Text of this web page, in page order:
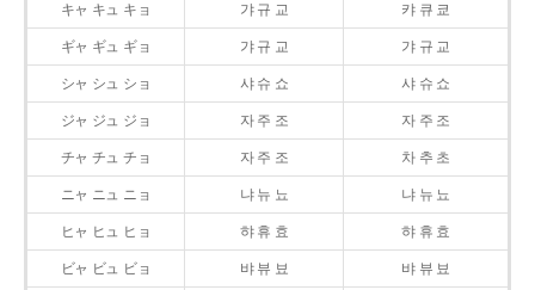
キャ キュ キョ 갸 규 교 캬 큐 쿄
ギャ ギュ ギョ 갸 규 교 갸 규 교
シャ シュ ショ 샤 슈 쇼 샤 슈 쇼
ジャ ジュ ジョ 자 주 조 자 주 조
チャ チュ チョ 자 주 조 차 추 초
ニャ ニュ ニョ 냐 뉴 뇨 냐 뉴 뇨
ヒャ ヒュ ヒョ 햐 휴 효 햐 휴 효
ビャ ビュ ビョ 뱌 뷰 뵤 뱌 뷰 뵤